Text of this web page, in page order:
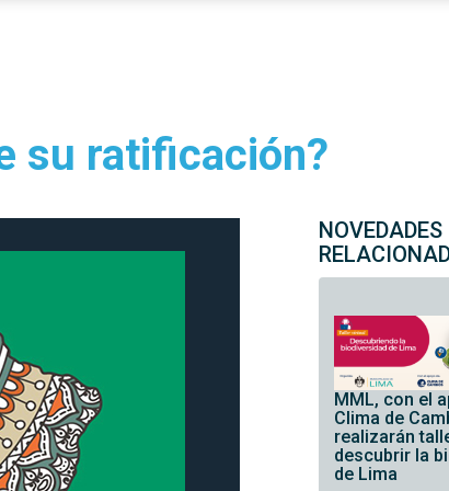
su ratificación?
NOVEDADES
MML, con el
Clima de
realizarán
descubrir la
de Lima